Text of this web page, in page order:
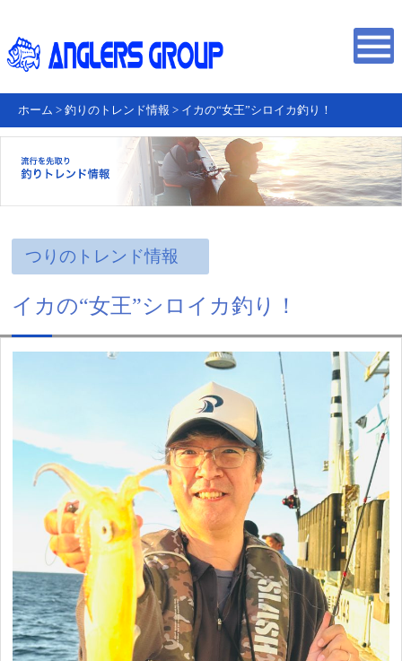
ホーム > 釣りのトレンド情報 > イカの“女王”シロイカ釣り！
つりのトレンド情報
イカの“女王”シロイカ釣り！